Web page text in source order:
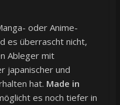
oder Anime-
es überrascht nicht,
Ableger mit
japanischer und
hat. Made in
es noch tiefer in